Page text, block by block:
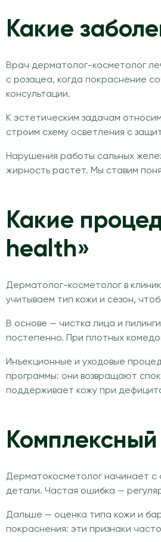
Какие
Врач дерматолог-косметолог
с розацеа, когда покраснение
консультации.
К эстетическим задачам
строим схему осветления с
Нарушения работы сальных
жирность растет. Мы ставим
Какие
health»
Дерматолог-косметолог в
учитываем тип кожи и сезон,
В основе — чистка лица и
постепенно. При плотных
Инъекционные и уходовые
программы: они возвращают
поддерживает кожу при
Дерматокосметолог начинает с
детали. Частая ошибка —
Дальше — оценка типа кожи и
покраснения: эти признаки